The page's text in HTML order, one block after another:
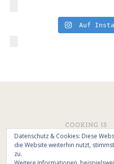
Auf
© All Rights Reserved -
Datenschutz & Cookies: Diese
die Website weiterhin nutzt,
zu.